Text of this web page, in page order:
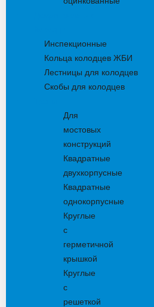
Инспекционные
Кольца колодцев ЖБИ
Лестницы для колодцев
Скобы для колодцев
Для
мостовых
конструкций
Квадратные
двухкорпусные
Квадратные
однокорпусные
Круглые
с
герметичной
крышкой
Круглые
с
решеткой